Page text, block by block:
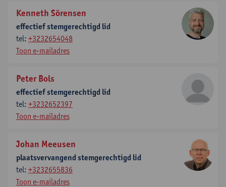
Kenneth Sörensen
effectief stemgerechtigd lid
tel: +3232654048
Toon e-mailadres
Peter Bols
effectief stemgerechtigd lid
tel: +3232652397
Toon e-mailadres
Johan Meeusen
plaatsvervangend stemgerechtigd lid
tel: +3232655836
Toon e-mailadres